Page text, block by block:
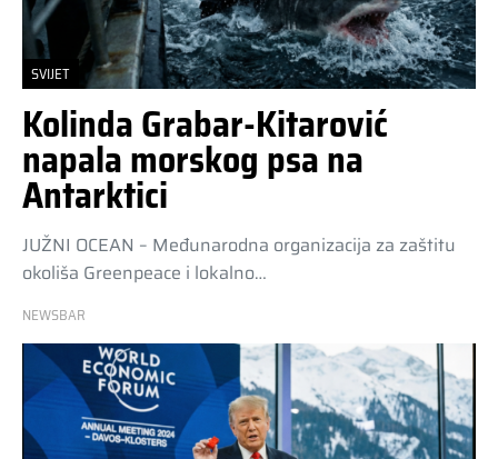
SVIJET
Kolinda Grabar-Kitarović
napala morskog psa na
Antarktici
JUŽNI OCEAN – Međunarodna organizacija za zaštitu
okoliša Greenpeace i lokalno…
NEWSBAR